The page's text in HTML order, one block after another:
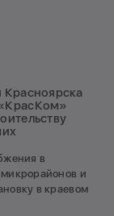
в
и
в краевом